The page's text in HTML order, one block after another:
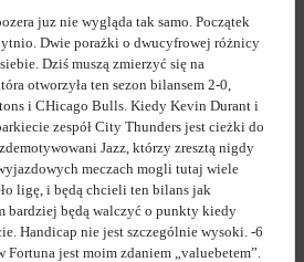
juz nie wygląda tak samo. Początek
Dwie porażki o dwucyfrowej różnicy
Dziś muszą zmierzyć się na
otworzyła ten sezon bilansem 2-0,
i CHicago Bulls. Kiedy Kevin Durant i
zespół City Thunders jest cieżki do
Jazz, którzy zresztą nigdy
meczach mogli tutaj wiele
ligę, i będą chcieli ten bilans jak
bardziej będą walczyć o punkty kiedy
Handicap nie jest szczególnie wysoki. -6
Fortuna jest moim zdaniem „valuebetem”.